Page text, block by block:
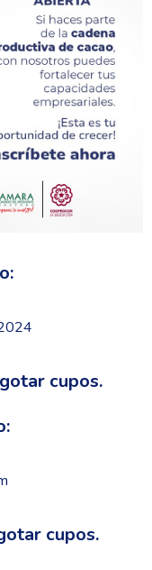
cupos.
cupos.